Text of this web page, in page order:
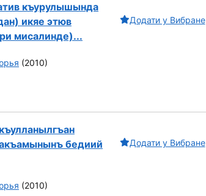
къурулышында
икяе этюв
мисалинде)...
(2010)
Додати у Вибране
бедиий
(2010)
Додати у Вибране